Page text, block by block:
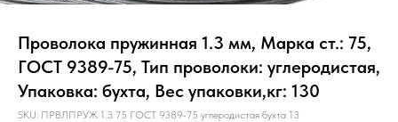
Проволока пружинная 1.3 мм, Марка ст.: 75,
ГОСТ 9389-75, Тип проволоки: углеродистая,
Упаковка: бухта, Вес упаковки,кг: 130
SKU: ПРВЛПРУЖ 1.3 75 ГОСТ 9389-75 углеродистая бухта 13